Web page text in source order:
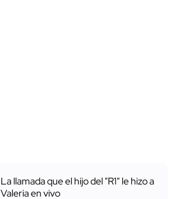
La llamada que el hijo del "R1" le hizo a
Valeria en vivo